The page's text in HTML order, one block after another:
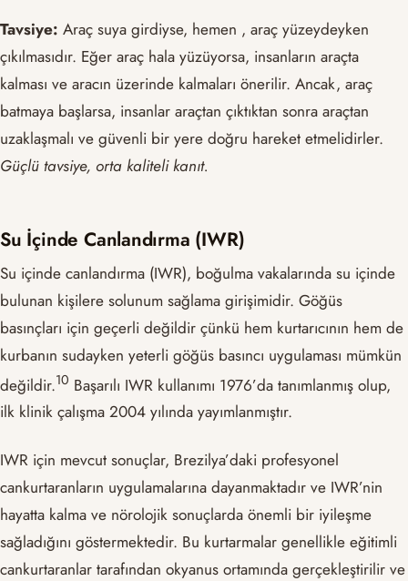
Tavsiye: Araç suya girdiyse, hemen , araç yüzeydeyken
çıkılmasıdır. Eğer araç hala yüzüyorsa, insanların araçta
kalması ve aracın üzerinde kalmaları önerilir. Ancak, araç
batmaya başlarsa, insanlar araçtan çıktıktan sonra araçtan
uzaklaşmalı ve güvenli bir yere doğru hareket etmelidirler.
Güçlü tavsiye, orta kaliteli kanıt.
Su İçinde Canlandırma (IWR)
Su içinde canlandırma (IWR), boğulma vakalarında su içinde
bulunan kişilere solunum sağlama girişimidir. Göğüs
basınçları için geçerli değildir çünkü hem kurtarıcının hem de
kurbanın sudayken yeterli göğüs basıncı uygulaması mümkün
değildir.​10​ Başarılı IWR kullanımı 1976’da tanımlanmış olup,
ilk klinik çalışma 2004 yılında yayımlanmıştır.
IWR için mevcut sonuçlar, Brezilya’daki profesyonel
cankurtaranların uygulamalarına dayanmaktadır ve IWR’nin
hayatta kalma ve nörolojik sonuçlarda önemli bir iyileşme
sağladığını göstermektedir. Bu kurtarmalar genellikle eğitimli
cankurtaranlar tarafından okyanus ortamında gerçekleştirilir ve